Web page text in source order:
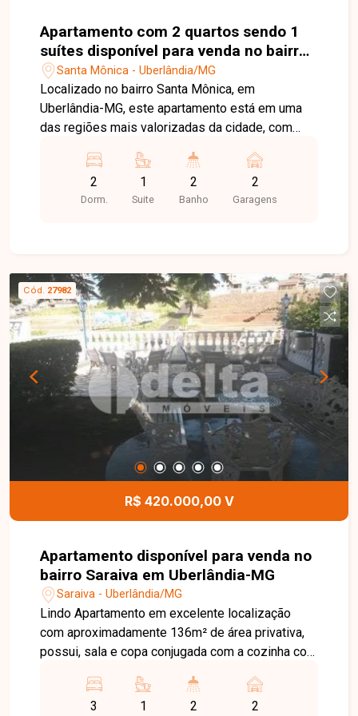
Apartamento com 2 quartos sendo 1
suítes disponível para venda no bairro
Santa Mônica em Uberlândia-MG
Santa Mônica - Uberlândia/MG
Localizado no bairro Santa Mônica, em
Uberlândia-MG, este apartamento está em uma
das regiões mais valorizadas da cidade, com
principais avenidas e proximidade de
universidades, supermercados, escolas,
restaurantes e diversos serviços. O bairro
quartos, sendo 1 suíte, banheiro social, cozinha
com armários planejados, área de serviço e uma
agradável sacada gourmet equipada com pia e
cooktop, ideal para momentos de lazer. Conta
ainda com 2 vagas de garagem, proporcionando
mais comodidade aos moradores. O condomínio
oferece excelente infraestrutura, com elevador,
academia, salão de festas e bicicletário,
garantindo conforto, praticidade e lazer no dia a
dia. Uma excelente oportunidade para quem
busca um imóvel moderno, bem localizado e
pronto para morar. Entre em contato para mais
informações e agende sua visita!
2
Dorm.
1
Suite
2
Banho
2
Garagens
Cód. 27982
R$ 420.000,00 V
Apartamento disponível para venda no
bairro Saraiva em Uberlândia-MG
Saraiva - Uberlândia/MG
Lindo Apartamento em excelente localização
com aproximadamente 136m² de área privativa,
possui, sala e copa conjugada com a cozinha com
banheiro social, área de serviço com banheiro,
lavanderia, despensa e 2 vaga de garagem.
3 1 2 2